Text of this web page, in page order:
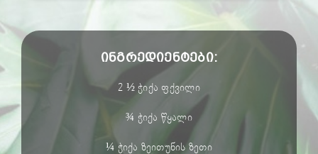
ინგრედიენტები:
2 ½ ჭიქა ფქვილი
¾ ჭიქა წყალი
¼ ჭიქა ზეითუნის ზეთი